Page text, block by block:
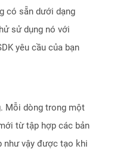
có sẵn dưới dạng
sử dụng nó với
yêu cầu của bạn
Mỗi dòng trong một
từ tập hợp các bản
như vậy được tạo khi